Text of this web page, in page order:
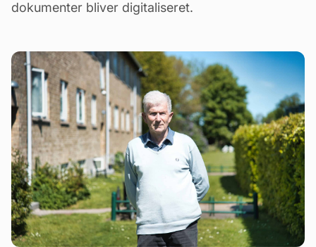
dokumenter bliver digitaliseret.